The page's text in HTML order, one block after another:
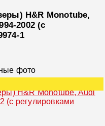
H&R Monotube,
2002 (с
1
фото